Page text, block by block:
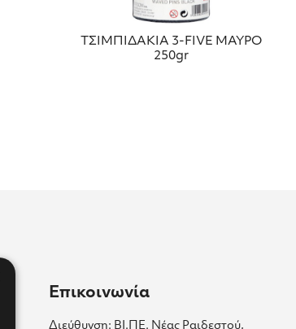
ΤΣΙΜΠΙΔΑΚΙΑ 3-FIVE ΜΑΥΡΟ
250gr
Επικοινωνία
Διεύθυνση: ΒΙ.ΠΕ. Νέας Ραιδεστού,